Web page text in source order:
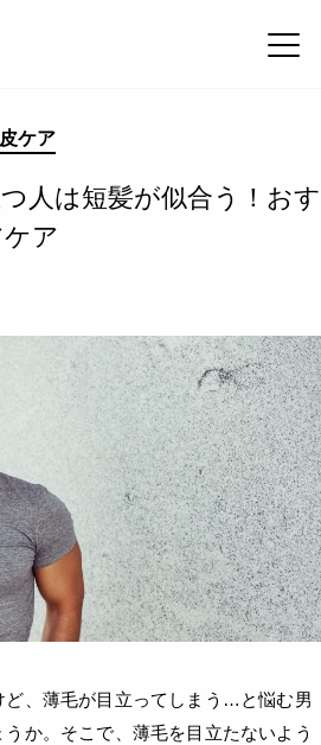
ケア
人は短髪が似合う！おす
ア
ど、薄毛が目立ってしまう…と悩む男
か。そこで、薄毛を目立たないよう